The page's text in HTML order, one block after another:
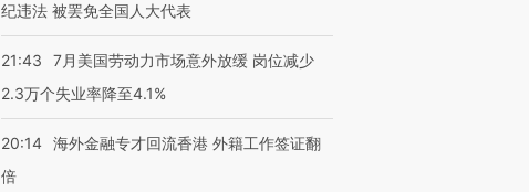
纪违法 被罢免全国人大代表
21:43
7月美国劳动力市场意外放缓 岗位减少
2.3万个失业率降至4.1%
20:14 海外金融专才回流香港 外籍工作签证翻
倍